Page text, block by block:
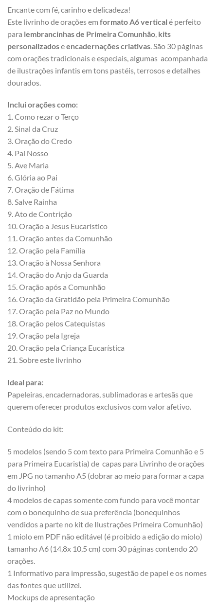
Encante com fé, carinho e delicadeza!
Este livrinho de orações em formato A6 vertical é perfeito
para lembrancinhas de Primeira Comunhão kits
personalizadoseencadernações criativas . São 30 páginas
com orações tradicionais e especiais, algumas acompanhada
de ilustrações infantis em tons pastéis, terrosos e detalhes
dourados.
Inclui orações como:
1. Como rezar o Terço
2. Sinal da Cruz
3. Oração do Credo
4. Pai Nosso
5. Ave Maria
6. Glória ao Pai
7. Oração de Fátima
8. Salve Rainha
9. Ato de Contrição
10. Oração a Jesus Eucarístico
11. Oração antes da Comunhão
12. Oração pela Família
13. Oração à Nossa Senhora
14. Oração do Anjo da Guarda
15. Oração após a Comunhão
16. Oração da Gratidão pela Primeira Comunhão
17. Oração pela Paz no Mundo
18. Oração pelos Catequistas
19. Oração pela Igreja
20. Oração pela Criança Eucarística
21. Sobre este livrinho
Ideal para:
Papeleiras, encadernadoras, sublimadoras e artesãs que
querem oferecer produtos exclusivos com valor afetivo.
Conteúdo do kit:
5 modelos (sendo 5 com texto para Primeira Comunhão e 5
para Primeira Eucaristia) de capas para Livrinho de orações
em JPG no tamanho A5 (dobrar ao meio para formar a capa
do livrinho)
4 modelos de capas somente com fundo para você montar
com o bonequinho de sua preferência (bonequinhos
vendidos a parte no kit de Ilustrações Primeira Comunhão)
1 miolo em PDF não editável (é proibido a edição do miolo)
tamanho A6 (14,8x 10,5 cm) com 30 páginas contendo 20
orações.
1 Informativo para impressão, sugestão de papel e os nomes
das fontes que utilizei.
Mockups de apresentação